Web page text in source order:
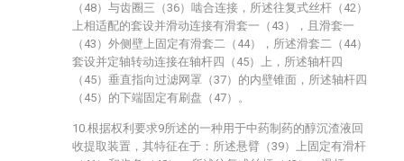
（48）与齿圈三（36）啮合连接，所述往复式丝杆（42）
上相适配的套设并滑动连接有滑套一（43），且滑套一
（43）外侧壁上固定有滑套二（44），所述滑套二（44）
套设并定轴转动连接在轴杆四（45）上，所述轴杆四
（45）垂直指向过滤网罩（37）的内壁锥面，所述轴杆四
（45）的下端固定有刷盘（47）。
10.根据权利要求9所述的一种用于中药制药的醇沉渣液回
收提取装置，其特征在于：所述悬臂（39）上固定有滑杆